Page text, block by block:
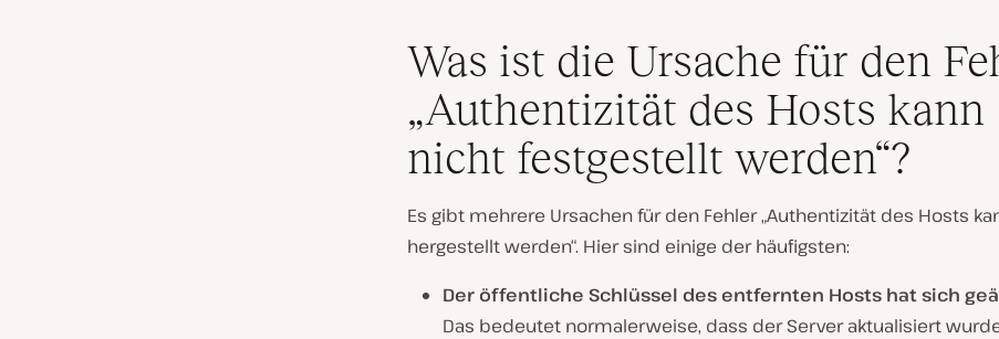
Was ist die Ursache für den
„Authentizität des Hosts kann
nicht festgestellt werden“?
Es gibt mehrere Ursachen für den Fehler „Authentizität des Hosts
hergestellt werden“. Hier sind einige der häufigsten:
Der öffentliche Schlüssel des entfernten Hosts hat sich
Das bedeutet normalerweise, dass der Server aktualisiert